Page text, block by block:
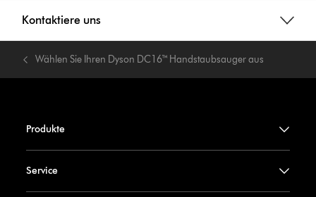
Kontaktiere uns
Wählen Sie Ihren Dyson DC16™ Handstaubsauger aus
Produkte
Service